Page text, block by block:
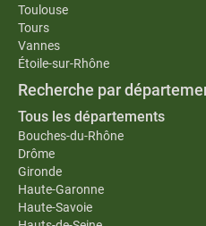
Toulouse
Tours
Vannes
Étoile-sur-Rhône
Recherche par
Tous les départements
Bouches-du-Rhône
Drôme
Gironde
Haute-Garonne
Haute-Savoie